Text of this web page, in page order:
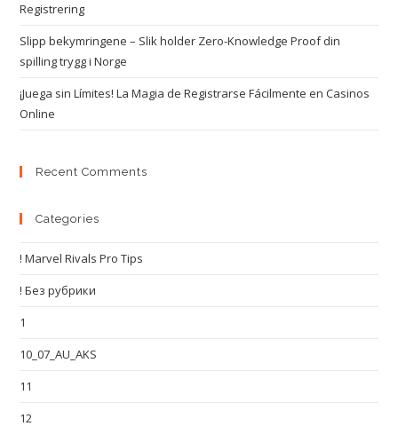
Registrering
Slipp bekymringene – Slik holder Zero-Knowledge Proof din
spilling trygg i Norge
¡Juega sin Límites! La Magia de Registrarse Fácilmente en Casinos
Online
Recent Comments
Categories
! Marvel Rivals Pro Tips
! Без рубрики
1
10_07_AU_AKS
11
12